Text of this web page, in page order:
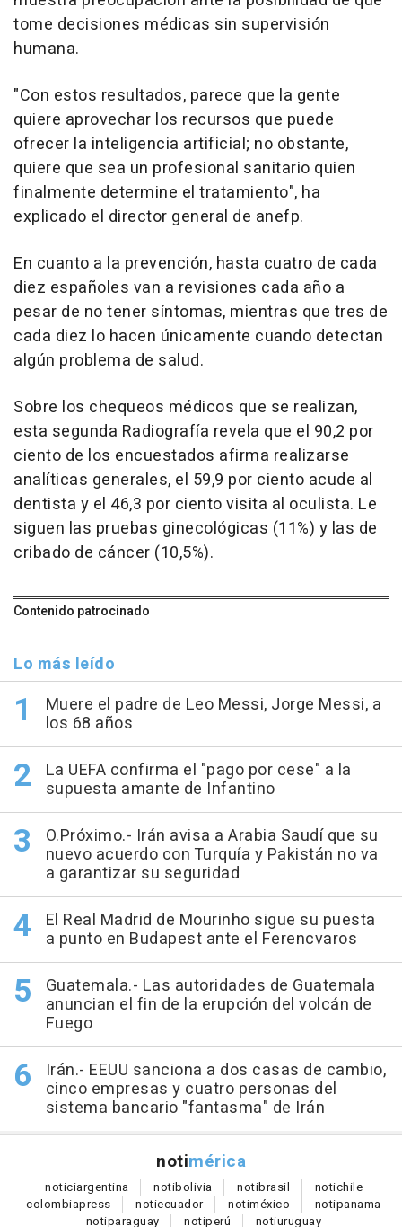
tome decisiones médicas sin supervisión
humana.
"Con estos resultados, parece que la gente
quiere aprovechar los recursos que puede
ofrecer la inteligencia artificial; no obstante,
quiere que sea un profesional sanitario quien
finalmente determine el tratamiento", ha
explicado el director general de anefp.
En cuanto a la prevención, hasta cuatro de cada
diez españoles van a revisiones cada año a
pesar de no tener síntomas, mientras que tres de
cada diez lo hacen únicamente cuando detectan
algún problema de salud.
Sobre los chequeos médicos que se realizan,
esta segunda Radiografía revela que el 90,2 por
ciento de los encuestados afirma realizarse
analíticas generales, el 59,9 por ciento acude al
dentista y el 46,3 por ciento visita al oculista. Le
siguen las pruebas ginecológicas (11%) y las de
cribado de cáncer (10,5%).
Contenido patrocinado
Lo más leído
Muere el padre de Leo Messi, Jorge Messi, a
los 68 años
La UEFA confirma el "pago por cese" a la
supuesta amante de Infantino
O.Próximo.- Irán avisa a Arabia Saudí que su
nuevo acuerdo con Turquía y Pakistán no va
a garantizar su seguridad
El Real Madrid de Mourinho sigue su puesta
a punto en Budapest ante el Ferencvaros
Guatemala.- Las autoridades de Guatemala
anuncian el fin de la erupción del volcán de
Fuego
Irán.- EEUU sanciona a dos casas de cambio,
cinco empresas y cuatro personas del
sistema bancario "fantasma" de Irán
notimérica
noticiargentina notibolivia notibrasil notichile
colombiapress notiecuador notiméxico notipanama
notiparaguay notiperú notiuruguay